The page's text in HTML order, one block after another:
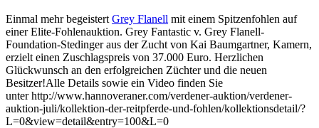
Einmal mehr begeistert Grey Flanell mit einem Spitzenfohlen auf
einer Elite-Fohlenauktion. Grey Fantastic v. Grey Flanell-
Foundation-Stedinger aus der Zucht von Kai Baumgartner, Kamern,
erzielt einen Zuschlagspreis von 37.000 Euro. Herzlichen
Glückwunsch an den erfolgreichen Züchter und die neuen
Besitzer!Alle Details sowie ein Video finden Sie
unter http://www.hannoveraner.com/verdener-auktion/verdener-
auktion-juli/kollektion-der-reitpferde-und-fohlen/kollektionsdetail/?
L=0&view=detail&entry=100&L=0